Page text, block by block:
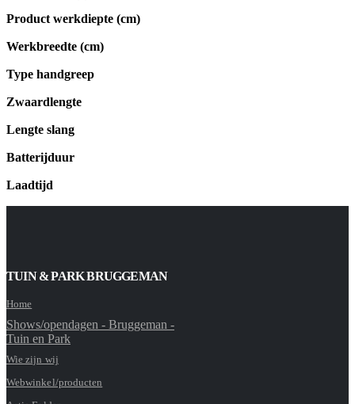
Product werkdiepte (cm)
Werkbreedte (cm)
Type handgreep
Zwaardlengte
Lengte slang
Batterijduur
Laadtijd
TUIN & PARK BRUGGEMAN
Home
Shows/opendagen - Bruggeman -
Tuin en Park
Wie zijn wij
Webwinkel/producten